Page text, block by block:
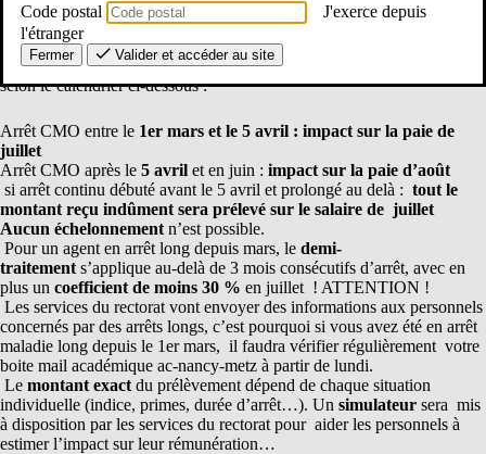
Lejour de carencea déjà été appliqué mais conformément aux
nouvelles règles de gestion, unerégularisation
donc lieu à unprélèvement sur le salaire
selon le calendrier ci-dessous :
Arrêt CMO entre le 1er mars et le 5 avril : impact sur la paie de
juillet
Arrêt CMO après le 5 avril et en juin : impact sur la paie d’août
si arrêt continu débuté avant le 5 avril et prolongé au delà : tout le
montant reçu indûment sera prélevé sur le salaire de juillet
Aucun échelonnement n’est possible.
Pour un agent en arrêt long depuis mars, le demi-
traitement s’applique au-delà de 3 mois consécutifs d’arrêt, avec en
plus un coefficient de moins 30 % en juillet ! ATTENTION !
Les services du rectorat vont envoyer des informations aux personnels
concernés par des arrêts longs, c’est pourquoi si vous avez été en arrêt
maladie long depuis le 1er mars, il faudra vérifier régulièrement votre
boite mail académique ac-nancy-metz à partir de lundi.
Le montant exact du prélèvement dépend de chaque situation
individuelle (indice, primes, durée d’arrêt…). Un simulateur sera mis
à disposition par les services du rectorat pour aider les personnels à
estimer l’impact sur leur rémunération…
Code postal
J'exerce depuis
l'étranger
Fermer Valider et accéder au site